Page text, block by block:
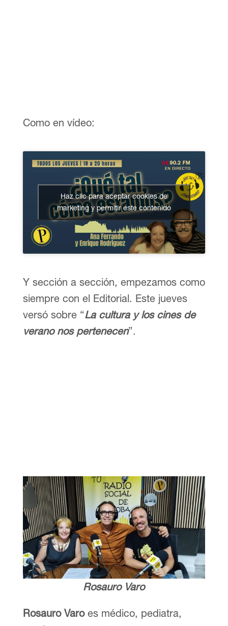
Como en vídeo:
Haz clic para aceptar cookies de
marketing y permitir este contenido
Y sección a sección, empezamos como
siempre con el Editorial. Este jueves
versó sobre “La cultura y los cines de
verano nos pertenecen”.
Rosauro Varo
Rosauro Varoes médico, pediatra,